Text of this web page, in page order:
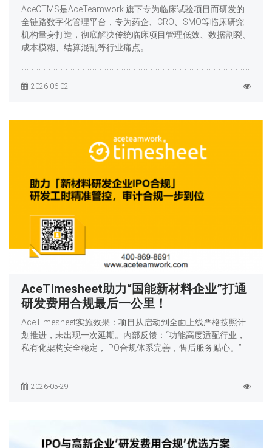
AceCTMS是AceTeamwork 旗下专为临床试验项目而研发的
全链路数字化管理平台，专为药企、CRO、SMO等临床研究
机构量身打造，彻底解决传统临床项目管理低效、数据割裂、
成本模糊、结算混乱等行业痛点。
2026-06-02
AceTimesheet助力“国能新材料企业”打通
研发费用合规最后一公里！
AceTimesheet实施效果：项目从启动到全面上线严格按照计
划推进，未出现一次延期。内部反馈：“功能高度适配行业，
私有化架构安全稳定，IPO合规体系完善，售后服务贴心。”
2026-05-29